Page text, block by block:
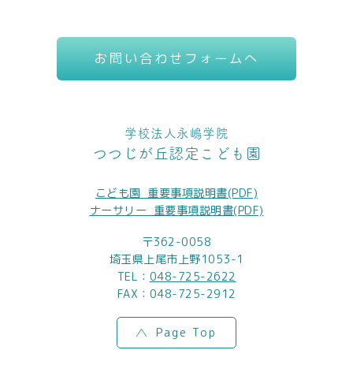
お問い合わせフォームへ
学校法人永嶋学院
つつじが丘認定こども園
こども園_重要事項説明書(PDF)
ナーサリー_重要事項説明書(PDF)
〒362-0058
埼玉県上尾市上野1053-1
TEL： 048-725-2622
FAX：048-725-2912
Page Top